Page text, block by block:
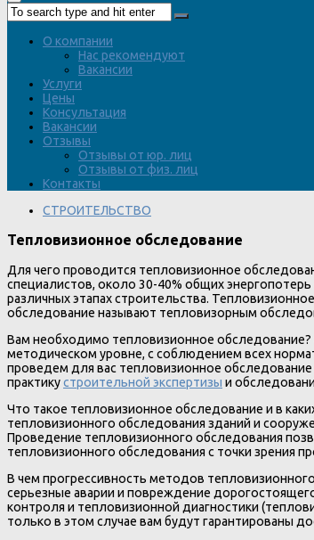
О компании
Нас рекомендуют
Вакансии
Услуги
Цены
Консультация
Вакансии
Отзывы
Отзывы от юр. лиц
Отзывы от физ. лиц
Контакты
СТРОИТЕЛЬСТВО
Тепловизионное обследование
Для чего проводится тепловизионное
специалистов, около 30-40% общих
различных этапах строительства.
обследование называют тепловизорным
Вам необходимо тепловизионное
методическом уровне, с соблюдением всех
проведем для вас тепловизионное
практикустроительной экспертизы и
Что такое тепловизионное обследование и в
тепловизионного обследования зданий и
Проведение тепловизионного обследования
тепловизионного обследования с точки зрения
В чем прогрессивность методов
серьезные аварии и повреждение
контроля и тепловизионной диагностики
только в этом случае вам будут гарантированы